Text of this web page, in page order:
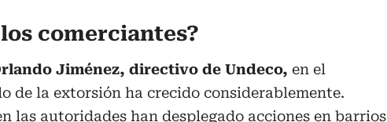
comerciantes?
Jiménez, directivo de Undeco, en el
de la extorsión ha crecido considerablemente.
las autoridades han desplegado acciones en barrios